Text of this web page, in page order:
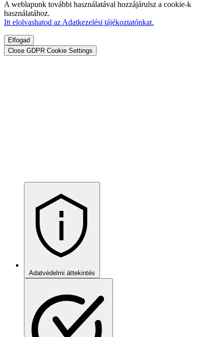
A weblapunk további használatával hozzájárulsz a cookie-k
használatához.
Itt elolvashatod az Adatkezelési tájékoztatónkat.
Elfogad
Close GDPR Cookie Settings
Adatvédelmi áttekintés